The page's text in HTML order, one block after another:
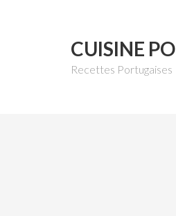
CUISINE
Recettes Portugaises